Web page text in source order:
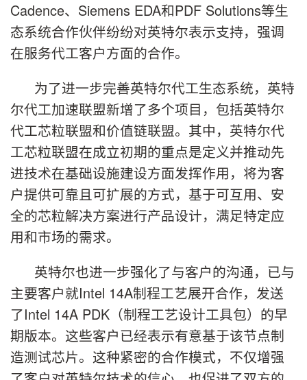
Cadence、Siemens EDA和PDF Solutions等生
态系统合作伙伴纷纷对英特尔表示支持，强调
在服务代工客户方面的合作。
为了进一步完善英特尔代工生态系统，英特
尔代工加速联盟新增了多个项目，包括英特尔
代工芯粒联盟和价值链联盟。其中，英特尔代
工芯粒联盟在成立初期的重点是定义并推动先
进技术在基础设施建设方面发挥作用，将为客
户提供可靠且可扩展的方式，基于可互用、安
全的芯粒解决方案进行产品设计，满足特定应
用和市场的需求。
英特尔也进一步强化了与客户的沟通，已与
主要客户就Intel 14A制程工艺展开合作，发送
了Intel 14A PDK（制程工艺设计工具包）的早
期版本。这些客户已经表示有意基于该节点制
造测试芯片。这种紧密的合作模式，不仅增强